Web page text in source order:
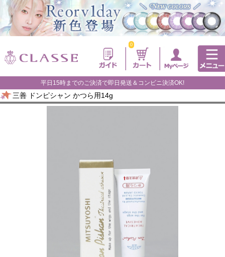
0
平日15時までのご決済で即日発送＆コンビニ決済OK!
三善 ドンピシャン かつら用14g